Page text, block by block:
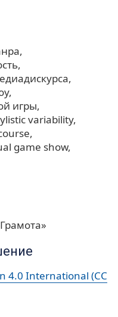
игры
variability
game show
4.0 International (CC